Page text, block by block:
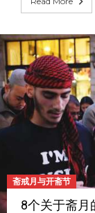
斋戒月与开斋节
8个关于斋月